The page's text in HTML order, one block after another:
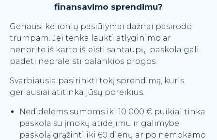
finansavimo sprendimu?
Geriausi kelionių pasiūlymai dažnai pasirodo
trumpam. Jei tenka laukti atlyginimo ar
nenorite iš karto išleisti santaupų, paskola gali
padėti nepraleisti palankios progos.
Svarbiausia pasirinkti tokį sprendimą, kuris
geriausiai atitinka jūsų poreikius.
Nedidelėms sumoms iki 10 000 € puikiai tinka
paskola su įmokų atidėjimu ir galimybe
paskolą grąžinti iki 60 dienų ar po nemokamo